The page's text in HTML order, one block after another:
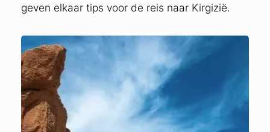
geven elkaar tips voor de reis naar Kirgizië.